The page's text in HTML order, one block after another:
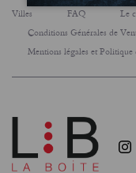
Villes FAQ Le
Conditions Générales de
Mentions légales et